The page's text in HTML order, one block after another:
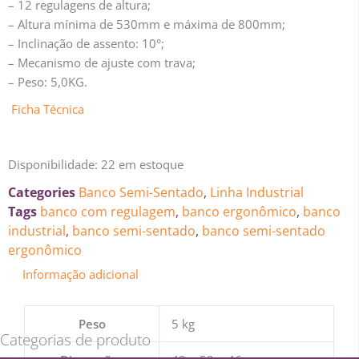
– 12 regulagens de altura;
– Altura mínima de 530mm e máxima de 800mm;
– Inclinação de assento: 10°;
– Mecanismo de ajuste com trava;
– Peso: 5,0KG.
Ficha Técnica
Disponibilidade: 22 em estoque
Categories Banco Semi-Sentado, Linha Industrial
Tags banco com regulagem, banco ergonômico, banco
industrial, banco semi-sentado, banco semi-sentado
ergonômico
Informação adicional
Peso 5 kg
Categorias de produto